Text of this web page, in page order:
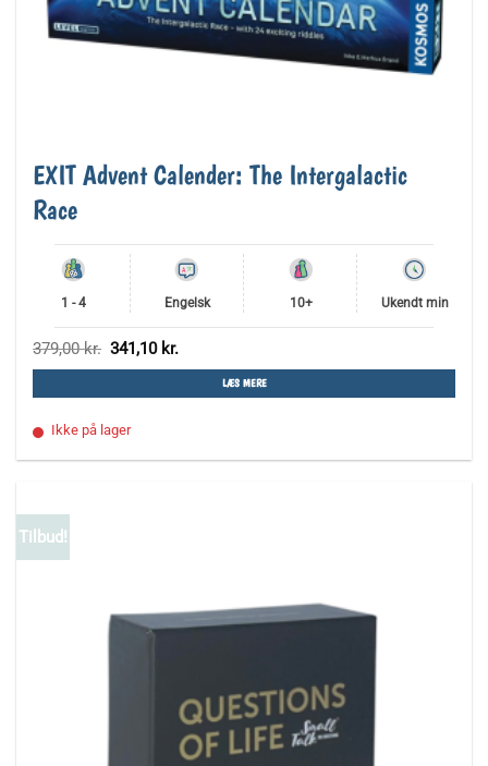
EXIT Advent Calender: The Intergalactic
Race
1 - 4 Engelsk 10+ Ukendt min
379,00kr. Den
oprindelige
pris
379,00 kr..
341,10 kr.
aktuelle
pris
341,10 kr..
LÆS MERE
Ikke på lager
Tilbud!